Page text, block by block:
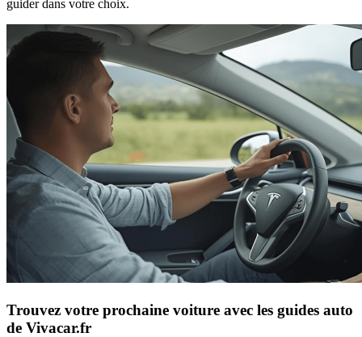
guider dans votre choix.
Trouvez votre prochaine voiture avec les guides auto
de Vivacar.fr